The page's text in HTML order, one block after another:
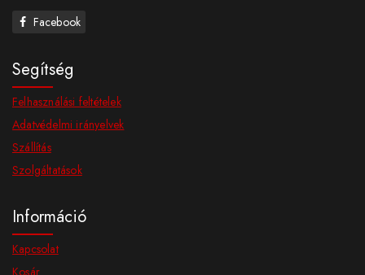
Facebook
Segítség
Felhasználási feltételek
Adatvédelmi irányelvek
Szállítás
Szolgáltatások
Információ
Kapcsolat